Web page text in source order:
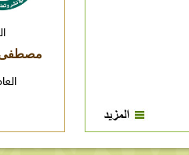
العام
من خلال كتابِ
الشيخ نور محمد
الراعي عام
بتعليم الحروف
مستوى العالم؛